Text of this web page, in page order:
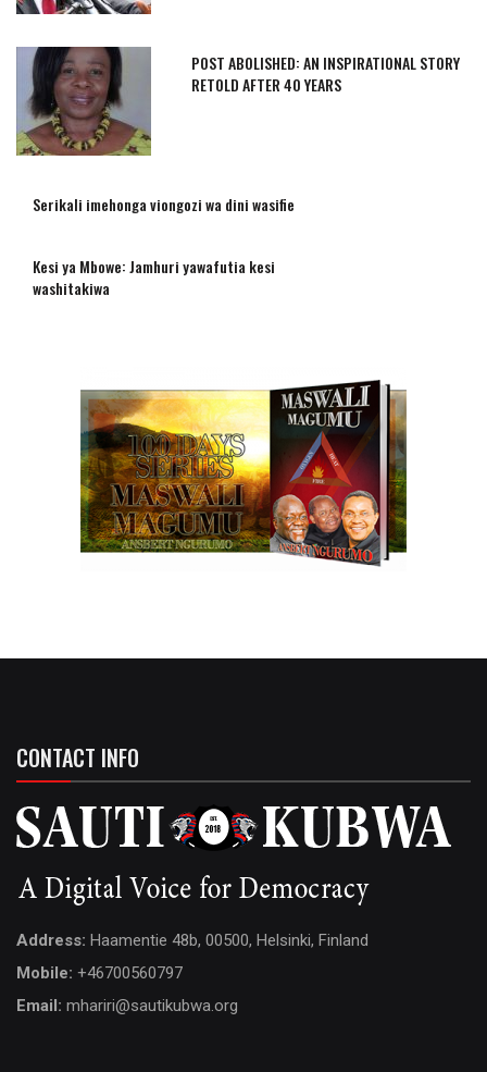
POST ABOLISHED: AN INSPIRATIONAL STORY
RETOLD AFTER 40 YEARS
Serikali imehonga viongozi wa dini wasifie
Kesi ya Mbowe: Jamhuri yawafutia kesi
washitakiwa
CONTACT INFO
Address: Haamentie 48b, 00500, Helsinki, Finland
Mobile: +46700560797
Email: mhariri@sautikubwa.org